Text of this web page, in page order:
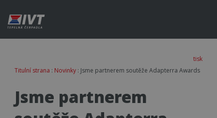
tisk
Titulní strana : Novinky : Jsme partnerem soutěže Adapterra Awards
Jsme partnerem